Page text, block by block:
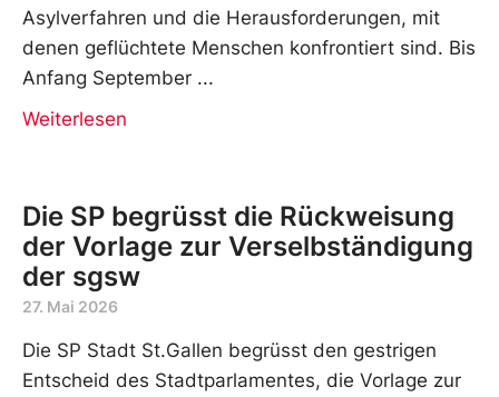
Asylverfahren und die Herausforderungen, mit
denen geflüchtete Menschen konfrontiert sind. Bis
Anfang September
Weiterlesen
Die SP begrüsst die Rückweisung
der Vorlage zur Verselbständigung
der sgsw
27. Mai 2026
Die SP Stadt St.Gallen begrüsst den gestrigen
Entscheid des Stadtparlamentes, die Vorlage zur